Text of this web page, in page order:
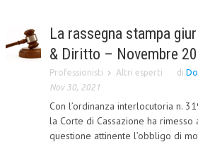
REDAZIONE
PEER REVIEW
AUTORI
La rassegna stampa
& Diritto – Novembre
Professionisti Altri esperti di
Nov 30, 2021
Con l’ordinanza interlocutoria n.
la Corte di Cassazione ha
questione attinente l’obbligo di